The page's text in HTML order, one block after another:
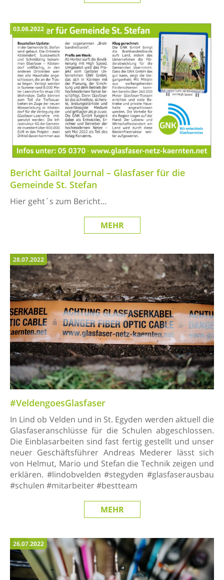
Bericht Gailtal Journal – Glasfaser für die
Gemeinde St. Stefan
03.08.2022
Hier geht´s zum Bericht…
MEHR
#VeldengoesGlasfaser
28.07.2022
In Lind ob Velden und in St. Egyden werden aktuell die
Glasfaseranschlüsse für die Schulen abgeschlossen.
Die Einblasarbeiten sind fast fertig gestellt und unser
neuer Geschäftsführer Andreas Mederer lässt sich
von Helmut, Mario und Stefan die Technik zeigen und
erklären. #lindobvelden #stegyden #glasfaserausbau
#schulen #mitarbeiter #bestteam
MEHR
26.07.2022